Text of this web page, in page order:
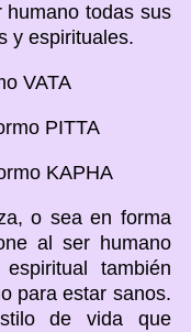
todas sus
y espirituales.
VATA
PITTA
KAPHA
o sea en forma
al ser humano
también
para estar sanos.
de vida que